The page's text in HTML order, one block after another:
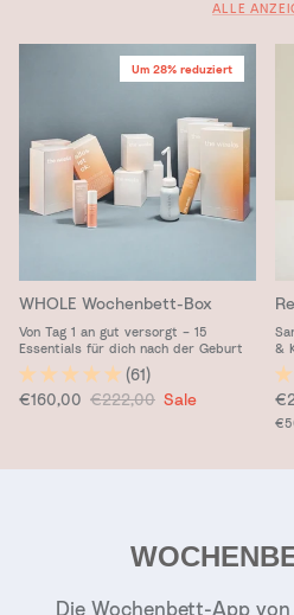
ALLE
Um 28% reduziert
WHOLE Wochenbett-Box
Von Tag 1 an gut versorgt – 15
Essentials für dich nach der Geburt
(61)
Verkaufspreis
€160,00 Normaler Preis
€222,00 Sale
&
Die Wochenbett-App